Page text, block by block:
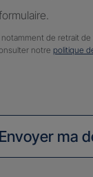
de retrait
notre politique
Envoyer ma